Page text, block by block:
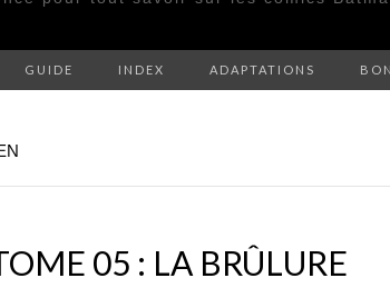
GUIDE INDEX ADAPTATIONS
05 : LA BRÛLURE